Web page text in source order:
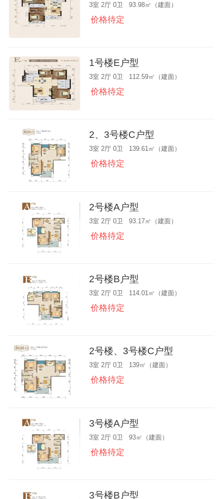
3室 2厅 0卫 93.98㎡（建面）
价格待定
1号楼E户型
3室 2厅 0卫 112.59㎡（建面）
价格待定
2、3号楼C户型
3室 2厅 0卫 139.61㎡（建面）
价格待定
2号楼A户型
3室 2厅 0卫 93.17㎡（建面）
价格待定
2号楼B户型
3室 2厅 0卫 114.01㎡（建面）
价格待定
2号楼、3号楼C户型
3室 2厅 0卫 139㎡（建面）
价格待定
3号楼A户型
3室 2厅 0卫 93㎡（建面）
价格待定
3号楼B户型